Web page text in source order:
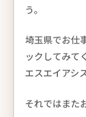
う。
埼玉県でお仕
ックしてみて
エスエイアシ
それではまた